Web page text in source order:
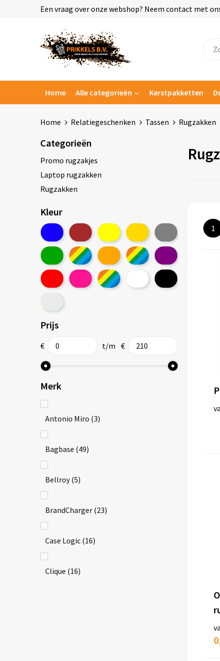
Een vraag over onze webshop? Neem contact met
Home Alle categorieën Kerstpakketten
Home Relatiegeschenken Tassen Rugzakken
Categorieën
Promo rugzakjes
Laptop rugzakken
Rugzakken
Kleur
Prijs
€ t/m €
Merk
Antonio Miro (3)
Bagbase (49)
Bellroy (5)
BrandCharger (23)
Case Logic (16)
Clique (16)
1